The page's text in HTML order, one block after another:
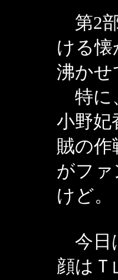
第2
ける
沸かせ
特に
小野妃
賊の作
がフ
けど。
今日
顔は